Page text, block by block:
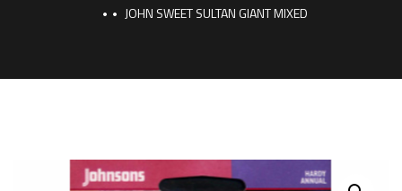
JOHN SWEET SULTAN GIANT MIXED